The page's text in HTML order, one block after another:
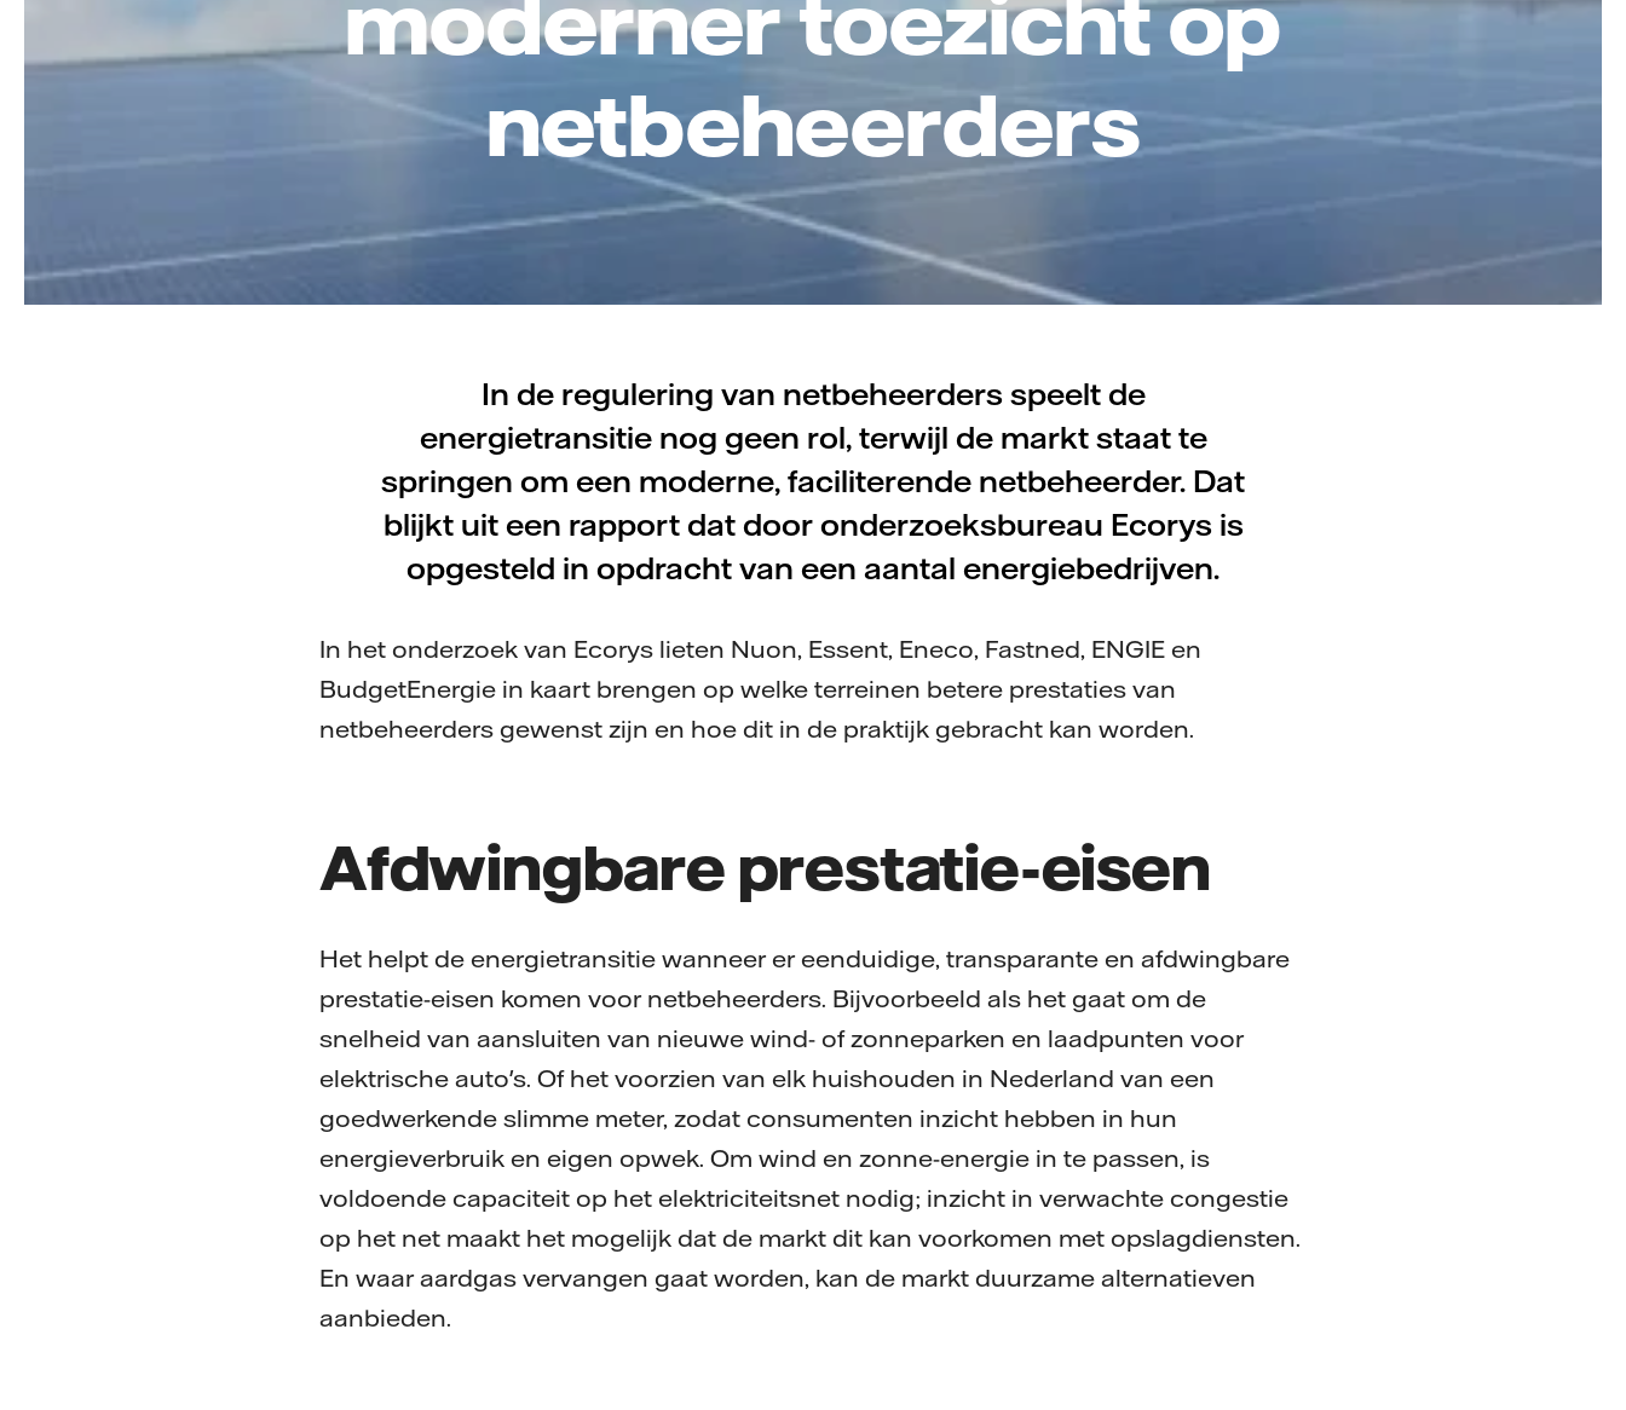
netbeheerders
In de regulering van netbeheerders speelt de
energietransitie nog geen rol, terwijl de markt staat te
springen om een moderne, faciliterende netbeheerder. Dat
blijkt uit een rapport dat door onderzoeksbureau Ecorys is
opgesteld in opdracht van een aantal energiebedrijven.
In het onderzoek van Ecorys lieten Nuon, Essent, Eneco, Fastned, ENGIE en
BudgetEnergie in kaart brengen op welke terreinen betere prestaties van
netbeheerders gewenst zijn en hoe dit in de praktijk gebracht kan worden.
Afdwingbare prestatie-eisen
Het helpt de energietransitie wanneer er eenduidige, transparante en afdwingbare
prestatie-eisen komen voor netbeheerders. Bijvoorbeeld als het gaat om de
snelheid van aansluiten van nieuwe wind- of zonneparken en laadpunten voor
elektrische auto's. Of het voorzien van elk huishouden in Nederland van een
goedwerkende slimme meter, zodat consumenten inzicht hebben in hun
energieverbruik en eigen opwek. Om wind en zonne-energie in te passen, is
voldoende capaciteit op het elektriciteitsnet nodig; inzicht in verwachte congestie
op het net maakt het mogelijk dat de markt dit kan voorkomen met opslagdiensten.
En waar aardgas vervangen gaat worden, kan de markt duurzame alternatieven
aanbieden.